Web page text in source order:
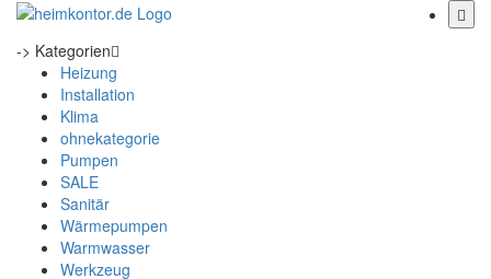
-> Kategorien
Heizung
Installation
Klima
ohnekategorie
Pumpen
SALE
Sanitär
Wärmepumpen
Warmwasser
Werkzeug